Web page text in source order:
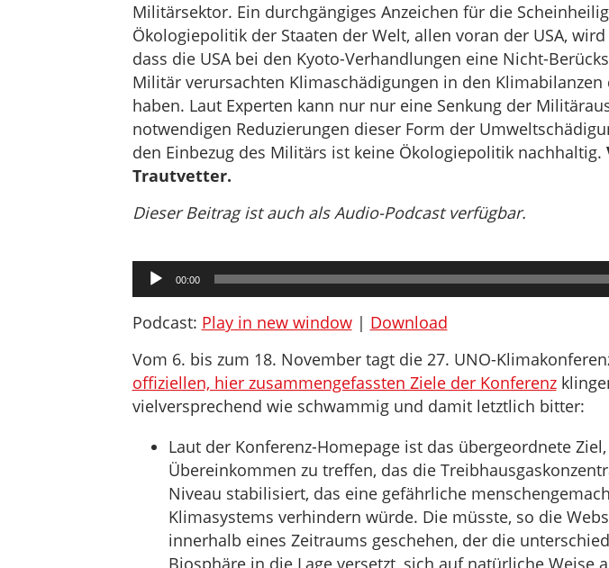
Militärsektor. Ein durchgängiges Anzeichen für die
Ökologiepolitik der Staaten der Welt, allen voran der USA,
dass die USA bei den Kyoto-Verhandlungen eine Nicht-
Militär verursachten Klimaschädigungen in den Klimabilanzen
haben. Laut Experten kann nur nur eine Senkung der
notwendigen Reduzierungen dieser Form der
den Einbezug des Militärs ist keine Ökologiepolitik nachhaltig.
Trautvetter.
Dieser Beitrag ist auch als Audio-Podcast verfügbar.
Audio-
Player
00:00
Podcast: Play in new window| Download
Vom 6. bis zum 18. November tagt die 27. UNO-
offiziellen, hier zusammengefassten Ziele der Konferenz
vielversprechend wie schwammig und damit letztlich bitter:
Laut der Konferenz-Homepage ist das übergeordnete
Übereinkommen zu treffen, das die
Niveau stabilisiert, das eine gefährliche
Klimasystems verhindern würde. Die müsste, so die
innerhalb eines Zeitraums geschehen, der die
Biosphäre in die Lage versetzt, sich auf natürliche Weise